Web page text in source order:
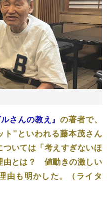
さんの教え』の著者で、
”といわれる藤本茂さん
ついては「考えすぎないほ
由とは？ 値動きの激しい
由も明かした。（ライタ